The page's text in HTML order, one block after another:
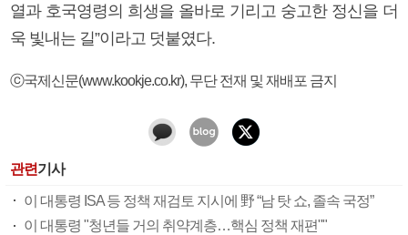
열과 호국영령의 희생을 올바로 기리고 숭고한 정신을 더
욱 빛내는 길”이라고 덧붙였다.
ⓒ국제신문(www.kookje.co.kr), 무단 전재 및 재배포 금지
관련기사
이 대통령 ISA 등 정책 재검토 지시에 野 “남 탓 쇼, 졸속 국정”
이 대통령 "청년들 거의 취약계층…핵심 정책 재편""